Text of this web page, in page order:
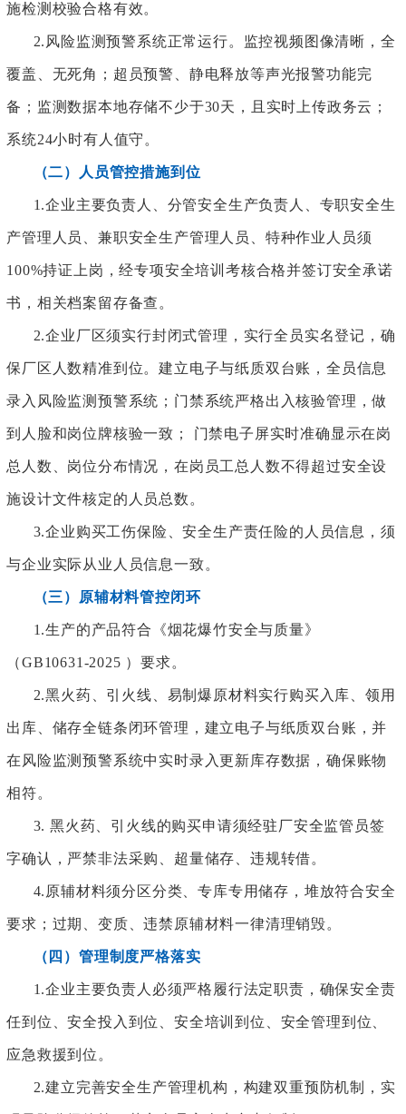
施检测校验合格有效。
2.风险监测预警系统正常运行。监控视频图像清晰，全
覆盖、无死角；超员预警、静电释放等声光报警功能完
备；监测数据本地存储不少于30天，且实时上传政务云；
系统24小时有人值守。
（二）人员管控措施到位
1.企业主要负责人、分管安全生产负责人、专职安全生
产管理人员、兼职安全生产管理人员、特种作业人员须
100%持证上岗，经专项安全培训考核合格并签订安全承诺
书，相关档案留存备查。
2.企业厂区须实行封闭式管理，实行全员实名登记，确
保厂区人数精准到位。建立电子与纸质双台账，全员信息
录入风险监测预警系统；门禁系统严格出入核验管理，做
到人脸和岗位牌核验一致； 门禁电子屏实时准确显示在岗
总人数、岗位分布情况，在岗员工总人数不得超过安全设
施设计文件核定的人员总数。
3.企业购买工伤保险、安全生产责任险的人员信息，须
与企业实际从业人员信息一致。
（三）原辅材料管控闭环
1.生产的产品符合《烟花爆竹安全与质量》
（GB10631-2025 ）要求。
2.黑火药、引火线、易制爆原材料实行购买入库、领用
出库、储存全链条闭环管理，建立电子与纸质双台账，并
在风险监测预警系统中实时录入更新库存数据，确保账物
相符。
3. 黑火药、引火线的购买申请须经驻厂安全监管员签
字确认，严禁非法采购、超量储存、违规转借。
4.原辅材料须分区分类、专库专用储存，堆放符合安全
要求；过期、变质、违禁原辅材料一律清理销毁。
（四）管理制度严格落实
1.企业主要负责人必须严格履行法定职责，确保安全责
任到位、安全投入到位、安全培训到位、安全管理到位、
应急救援到位。
2.建立完善安全生产管理机构，构建双重预防机制，实